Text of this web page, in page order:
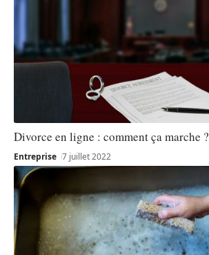
Divorce en ligne : comment ça marche ?
Entreprise 7 juillet 2022